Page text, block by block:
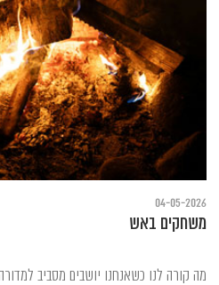
04-05-2026
משחקים באש
מה קורה לנו כשאנחנו יושבים מסביב